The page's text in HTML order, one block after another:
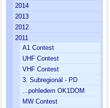
2014
2013
2012
2011
A1 Contest
UHF Contest
VHF Contest
3. Subregionál - PD
...pohledem OK1DOM
MW Contest